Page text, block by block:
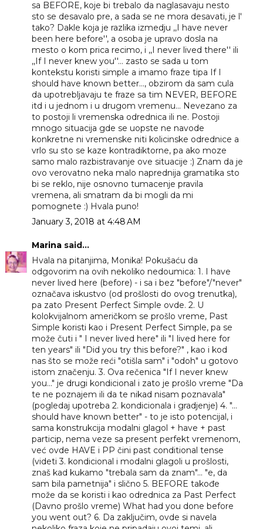
sa BEFORE, koje bi trebalo da naglasavaju nesto
sto se desavalo pre, a sada se ne mora desavati, je l'
tako? Dakle koja je razlika izmedju ,,I have never
been here before'', a osoba je upravo dosla na
mesto o kom prica recimo, i ,,I never lived there'' ili
,,If I never knew you''... zasto se sada u tom
kontekstu koristi simple a imamo fraze tipa If I
should have known better..., obzirom da sam cula
da upotrebljavaju te fraze sa tim NEVER, BEFORE
itd i u jednom i u drugom vremenu... Nevezano za
to postoji li vremenska odrednica ili ne. Postoji
mnogo situacija gde se uopste ne navode
konkretne ni vremenske niti kolicinske odrednice a
vrlo su sto se kaze kontradiktorne, pa ako moze
samo malo razbistravanje ove situacije :) Znam da je
ovo verovatno neka malo naprednija gramatika sto
bi se reklo, nije osnovno tumacenje pravila
vremena, ali smatram da bi mogli da mi
pomognete :) Hvala puno!
January 3, 2018 at 4:48 AM
Marinasaid...
Hvala na pitanjima, Monika! Pokušaću da
odgovorim na ovih nekoliko nedoumica: 1. I have
never lived here (before) - i sa i bez "before"/"never"
označava iskustvo (od prošlosti do ovog trenutka),
pa zato Present Perfect Simple ovde. 2. U
kolokvijalnom američkom se prošlo vreme, Past
Simple koristi kao i Present Perfect Simple, pa se
može čuti i " I never lived here" ili "I lived here for
ten years" ili "Did you try this before?" , kao i kod
nas što se može reći "otišla sam" i "odoh" u gotovo
istom značenju. 3. Ova rečenica "If I never knew
you..." je drugi kondicional i zato je prošlo vreme "Da
te ne poznajem ili da te nikad nisam poznavala"
(pogledaj upotreba 2. kondicionala i gradjenje) 4. "...
should have known better" - to je isto potencijal, i
sama konstrukcija modalni glagol + have + past
particip, nema veze sa present perfekt vremenom,
već ovde HAVE i PP čini past conditional tense
(videti 3. kondicional i modalni glagoli u prošlosti,
znaš kad kukamo "trebala sam da znam"... "e, da
sam bila pametnija" i slično 5. BEFORE takođe
može da se koristi i kao odrednica za Past Perfect
(Davno prošlo vreme) What had you done before
you went out? 6. Da zaključim, ovde si navela